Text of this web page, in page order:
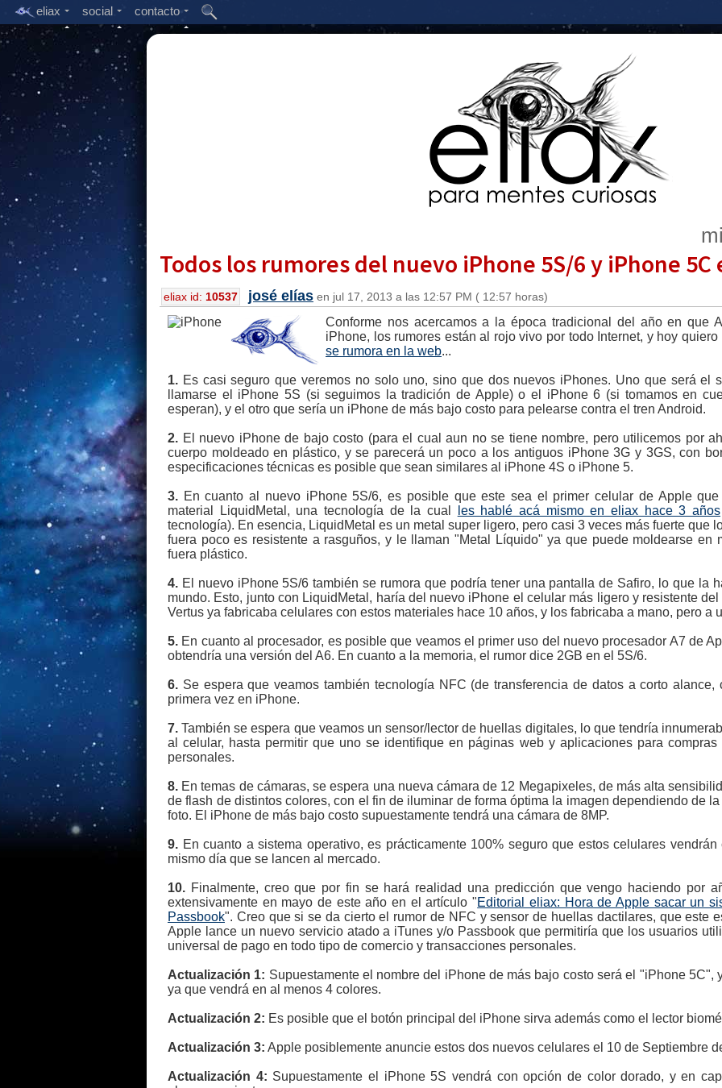
eliax social contacto
Todos los rumores del nuevo iPhone 5S/6 y iPhone
eliax id: 10537 josé elías en jul 17, 2013 a las 12:57 PM ( 12:57 horas)
Conforme nos acercamos a la época tradicional del año en que
iPhone, los rumores están al rojo vivo por todo Internet, y hoy
se rumora en la web...
1. Es casi seguro que veremos no solo uno, sino que dos nuevos iPhones. Uno que será el
llamarse el iPhone 5S (si seguimos la tradición de Apple) o el iPhone 6 (si tomamos en
esperan), y el otro que sería un iPhone de más bajo costo para pelearse contra el tren Android.
2. El nuevo iPhone de bajo costo (para el cual aun no se tiene nombre, pero utilicemos por
cuerpo moldeado en plástico, y se parecerá un poco a los antiguos iPhone 3G y 3GS, con
especificaciones técnicas es posible que sean similares al iPhone 4S o iPhone 5.
3. En cuanto al nuevo iPhone 5S/6, es posible que este sea el primer celular de Apple
material LiquidMetal, una tecnología de la cual
les hablé acá mismo en eliax hace 3 años
tecnología). En esencia, LiquidMetal es un metal super ligero, pero casi 3 veces más fuerte que
fuera poco es resistente a rasguños, y le llaman "Metal Líquido" ya que puede moldearse en
fuera plástico.
4. El nuevo iPhone 5S/6 también se rumora que podría tener una pantalla de Safiro, lo que la
mundo. Esto, junto con LiquidMetal, haría del nuevo iPhone el celular más ligero y resistente
Vertus ya fabricaba celulares con estos materiales hace 10 años, y los fabricaba a mano, pero a
5. En cuanto al procesador, es posible que veamos el primer uso del nuevo procesador A7 de
obtendría una versión del A6. En cuanto a la memoria, el rumor dice 2GB en el 5S/6.
6. Se espera que veamos también tecnología NFC (de transferencia de datos a corto
primera vez en iPhone.
7. También se espera que veamos un sensor/lector de huellas digitales, lo que tendría
al celular, hasta permitir que uno se identifique en páginas web y aplicaciones para
personales.
8. En temas de cámaras, se espera una nueva cámara de 12 Megapixeles, de más alta
de flash de distintos colores, con el fin de iluminar de forma óptima la imagen dependiendo de
foto. El iPhone de más bajo costo supuestamente tendrá una cámara de 8MP.
9. En cuanto a sistema operativo, es prácticamente 100% seguro que estos celulares
mismo día que se lancen al mercado.
10. Finalmente, creo que por fin se hará realidad una predicción que vengo haciendo por
extensivamente en mayo de este año en el artículo "Editorial eliax: Hora de Apple sacar un
Passbook". Creo que si se da cierto el rumor de NFC y sensor de huellas dactilares, que este
Apple lance un nuevo servicio atado a iTunes y/o Passbook que permitiría que los usuarios
universal de pago en todo tipo de comercio y transacciones personales.
Actualización 1: Supuestamente el nombre del iPhone de más bajo costo será el "iPhone 5C",
ya que vendrá en al menos 4 colores.
Actualización 2: Es posible que el botón principal del iPhone sirva además como el lector
Actualización 3: Apple posiblemente anuncie estos dos nuevos celulares el 10 de Septiembre
Actualización 4: Supuestamente el iPhone 5S vendrá con opción de color dorado, y en